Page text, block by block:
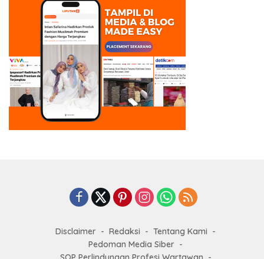
Disclaimer Redaksi
Tentang Kami
Pedoman Media Siber